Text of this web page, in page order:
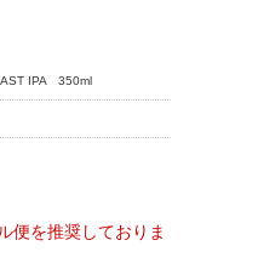
IPA 350ml
便を推奨しておりま